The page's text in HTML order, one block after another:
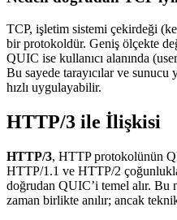
TCP, işletim sistemi çekirdeği
bir protokoldür. Geniş ölçekte
QUIC ise kullanıcı alanında
Bu sayede tarayıcılar ve sunucu
hızlı uygulayabilir.
HTTP/3 ile İlişkisi
HTTP/3, HTTP protokolünün
HTTP/1.1 ve HTTP/2
doğrudan QUIC’i temel alır.
zaman birlikte anılır; ancak